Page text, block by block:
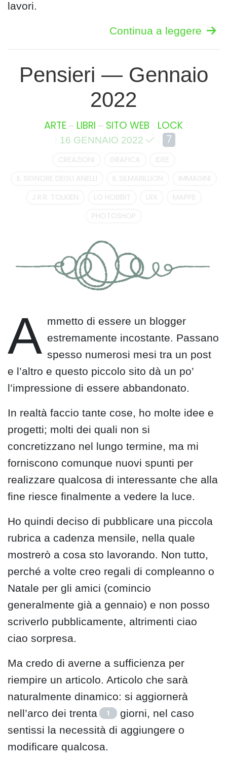
lavori.
Continua a leggere
Pensieri — Gennaio
2022
ARTE– LIBRI – SITO WEB LOCK
16 GENNAIO 2022 7
CREAZIONI GRAFICA
IDEE
IL SIGNORE DEGLI ANELLI
IL SILMARILLION
IMMAGINI
J.R.R. TOLKIEN
LO HOBBIT LRX
MAPPE
PHOTOSHOP
A mmetto di essere un blogger
estremamente incostante. Passano
spesso numerosi mesi tra un post
e l’altro e questo piccolo sito dà un po’
l’impressione di essere abbandonato.
In realtà faccio tante cose, ho molte idee e
progetti; molti dei quali non si
concretizzano nel lungo termine, ma mi
forniscono comunque nuovi spunti per
realizzare qualcosa di interessante che alla
fine riesce finalmente a vedere la luce.
Ho quindi deciso di pubblicare una piccola
rubrica a cadenza mensile, nella quale
mostrerò a cosa sto lavorando. Non tutto,
perché a volte creo regali di compleanno o
Natale per gli amici (comincio
generalmente già a gennaio) e non posso
scriverlo pubblicamente, altrimenti ciao
ciao sorpresa.
Ma credo di averne a sufficienza per
riempire un articolo. Articolo che sarà
naturalmente dinamico: si aggiornerà
nell’arco dei trenta
1
giorni, nel caso
sentissi la necessità di aggiungere o
modificare qualcosa.